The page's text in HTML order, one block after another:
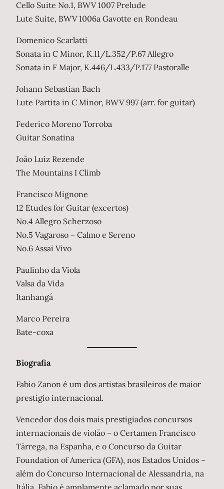
Cello Suite No.1, BWV 1007 Prelude
Lute Suite, BWV 1006a Gavotte en Rondeau
Domenico Scarlatti
Sonata in C Minor, K.11/L.352/P.67 Allegro
Sonata in F Major, K.446/L.433/P.177 Pastoralle
Johann Sebastian Bach
Lute Partita in C Minor, BWV 997 (arr. for guitar)
Federico Moreno Torroba
Guitar Sonatina
João Luiz Rezende
The Mountains I Climb
Francisco Mignone
12 Etudes for Guitar (excertos)
No.4 Allegro Scherzoso
No.5 Vagaroso – Calmo e Sereno
No.6 Assai Vivo
Paulinho da Viola
Valsa da Vida
Itanhangá
Marco Pereira
Bate-coxa
Biografia
Fabio Zanon é um dos artistas brasileiros de maior
prestígio internacional.
Vencedor dos dois mais prestigiados concursos
internacionais de violão – o Certamen Francisco
Tárrega, na Espanha, e o Concurso da Guitar
Foundation of America (GFA), nos Estados Unidos –
além do Concurso Internacional de Alessandria, na
Itália, Fabio é amplamente aclamado por suas